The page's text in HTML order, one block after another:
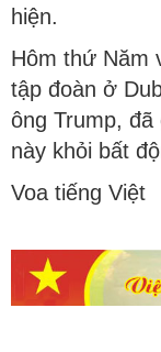
hiện.
Hôm thứ Năm
tập đoàn ở
ông Trump,
này khỏi bất
Voa tiếng Việt